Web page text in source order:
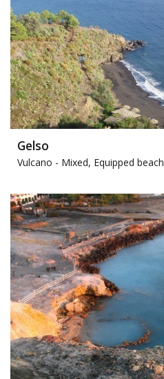
Gelso
Vulcano - Mixed, Equipped beach